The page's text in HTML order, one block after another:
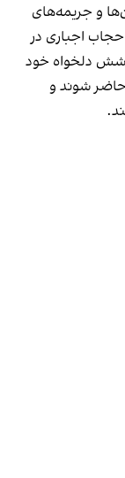
و جریمه‌های
حجاب اجباری در
پوشش دلخواه خود
حاضر شوند و